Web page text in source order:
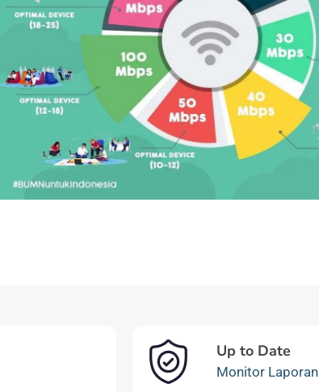
Up to Date
Monitor Laporan